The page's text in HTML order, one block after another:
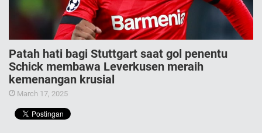
Patah hati bagi Stuttgart saat gol penentu
Schick membawa Leverkusen meraih
kemenangan krusial
March 17, 2025